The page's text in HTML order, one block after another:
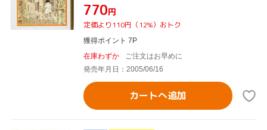
¥770円
定価より110円（12%）おトク
獲得ポイント 7P
在庫わずか
ご注文はお早めに
発売年月日：2005/06/16
カートへ追加